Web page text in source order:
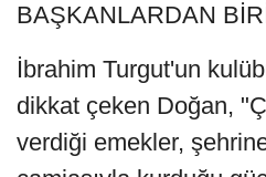
BAŞKANLARDAN
İbrahim Turgut'un
dikkat çeken Doğan,
verdiği emekler,